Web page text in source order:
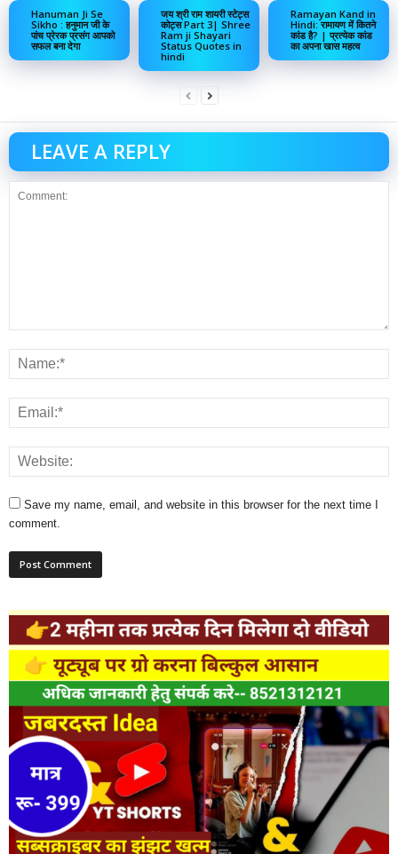
Hanuman Ji Se
Sikho : हनुमान जी के
पांच प्रेरक प्रसंग आपको
सफल बना देगा
जय श्री राम शायरी स्टेट्स
कोट्स Part 3| Shree
Ram ji Shayari
Status Quotes in
hindi
Ramayan Kand in
Hindi: रामायण में कितने
कांड है? | प्रत्येक कांड
का अपना खास महत्व
LEAVE A REPLY
Save my name, email, and website in this browser for the next time I
comment.